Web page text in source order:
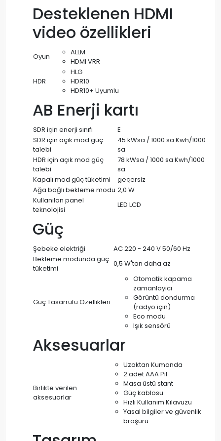
Desteklenen HDMI
video özellikleri
Oyun
ALLM
HDMI VRR
HDR
HLG
HDR10
HDR10+ Uyumlu
AB Enerji kartı
SDR için enerji sınıfı
E
SDR için açık mod güç
talebi
45 kWsa / 1000 sa Kwh/1000
sa
HDR için açık mod güç
talebi
78 kWsa / 1000 sa Kwh/1000
sa
Kapalı mod güç tüketimi
geçersiz
Ağa bağlı bekleme modu 2,0 W
Kullanılan panel
teknolojisi
LED LCD
Güç
Şebeke elektriği
AC 220 - 240 V 50/60 Hz
Bekleme modunda güç
tüketimi
0,5 W'tan daha az
Güç Tasarrufu Özellikleri
Otomatik kapama
zamanlayıcı
Görüntü dondurma
(radyo için)
Eco modu
Işık sensörü
Aksesuarlar
Birlikte verilen
aksesuarlar
Uzaktan Kumanda
2 adet AAA Pil
Masa üstü stant
Güç kablosu
Hızlı Kullanım Kılavuzu
Yasal bilgiler ve güvenlik
broşürü